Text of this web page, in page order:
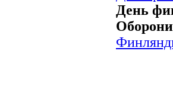
День